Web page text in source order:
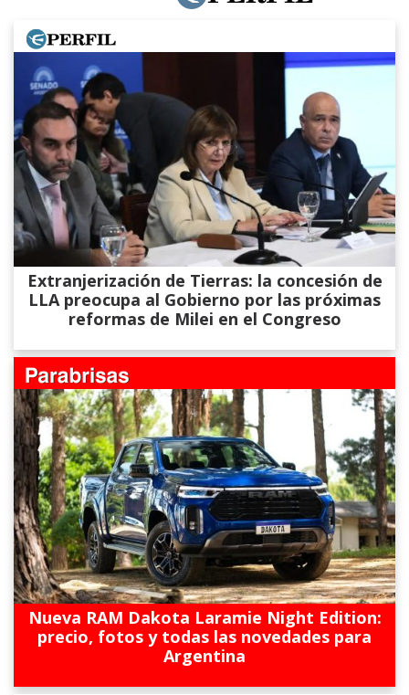
Extranjerización de Tierras: la concesión de
LLA preocupa al Gobierno por las próximas
reformas de Milei en el Congreso
Nueva RAM Dakota Laramie Night Edition:
precio, fotos y todas las novedades para
Argentina